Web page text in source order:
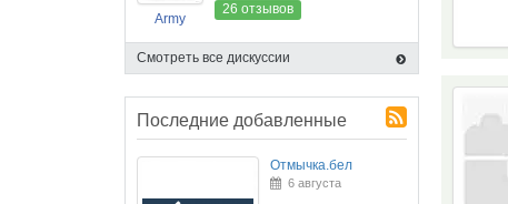
Army
26 отзывов
Смотреть все дискуссии
Последние добавленные
Отмычка.бел
6 августа